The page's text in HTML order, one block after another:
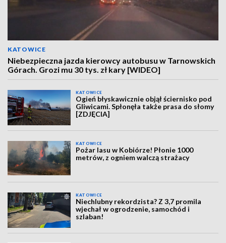
KATOWICE
Niebezpieczna jazda kierowcy autobusu w Tarnowskich
Górach. Grozi mu 30 tys. zł kary [WIDEO]
KATOWICE
Ogień błyskawicznie objął ściernisko pod
Gliwicami. Spłonęła także prasa do słomy
[ZDJĘCIA]
KATOWICE
Pożar lasu w Kobiórze! Płonie 1000
metrów, z ogniem walczą strażacy
KATOWICE
Niechlubny rekordzista? Z 3,7 promila
wjechał w ogrodzenie, samochód i
szlaban!